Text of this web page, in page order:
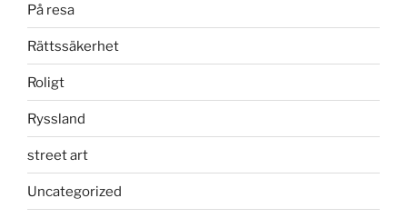
På resa
Rättssäkerhet
Roligt
Ryssland
street art
Uncategorized